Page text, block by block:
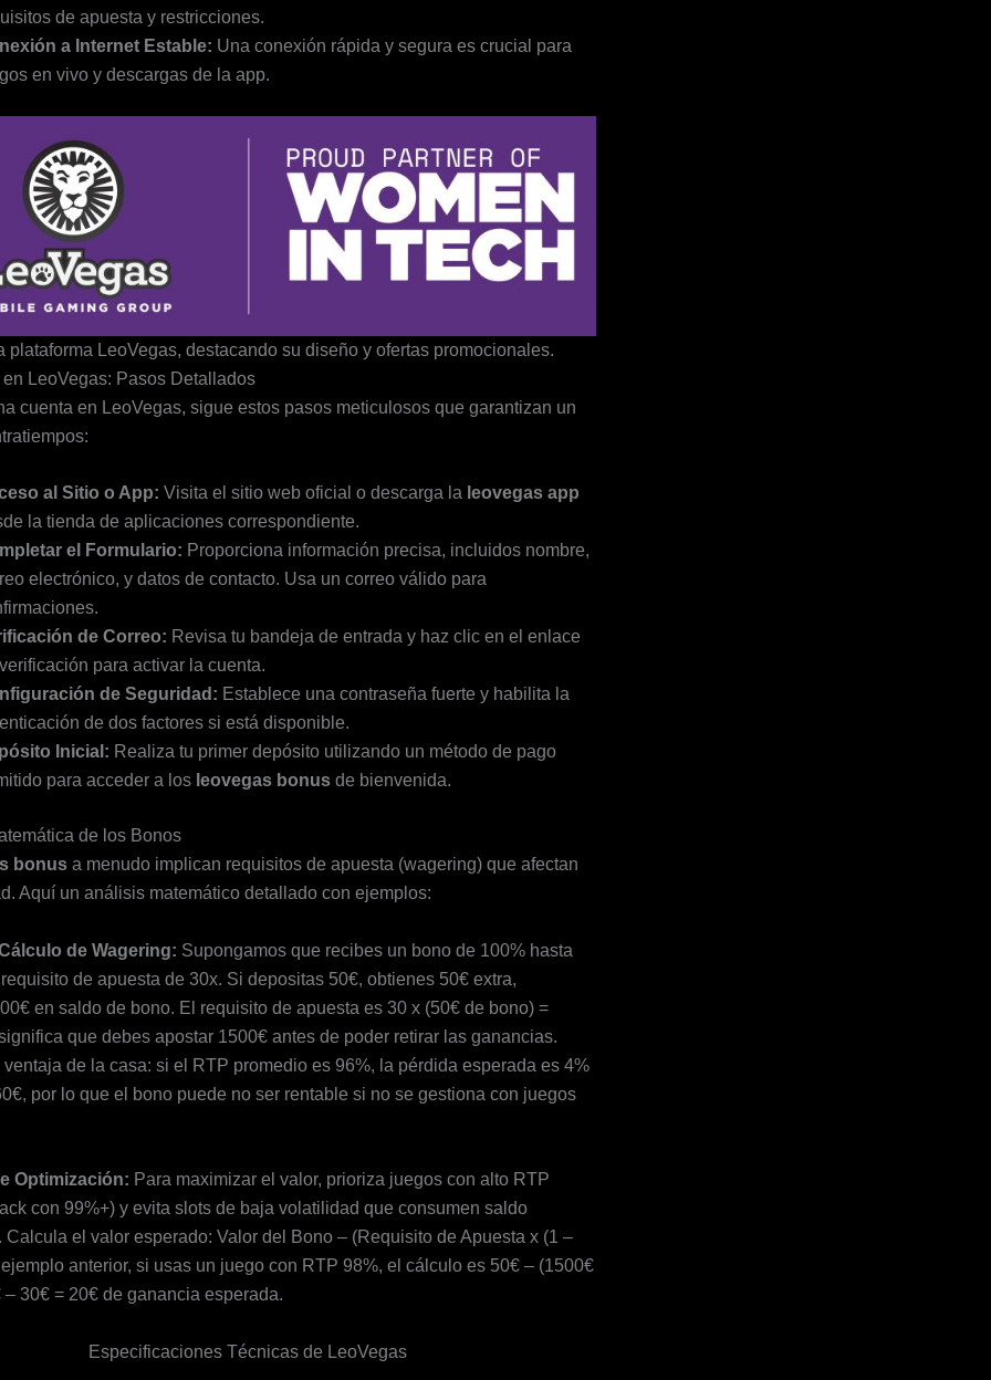
de apuesta y restricciones.
a Internet Estable: Una conexión rápida y segura es crucial para
en vivo y descargas de la app.
plataforma LeoVegas, destacando su diseño y ofertas promocionales.
LeoVegas: Pasos Detallados
cuenta en LeoVegas, sigue estos pasos meticulosos que garantizan un
al Sitio o App: Visita el sitio web oficial o descarga la leovegas app
la tienda de aplicaciones correspondiente.
el Formulario: Proporciona información precisa, incluidos nombre,
electrónico, y datos de contacto. Usa un correo válido para
de Correo: Revisa tu bandeja de entrada y haz clic en el enlace
para activar la cuenta.
de Seguridad: Establece una contraseña fuerte y habilita la
de dos factores si está disponible.
Inicial: Realiza tu primer depósito utilizando un método de pago
para acceder a los leovegas bonus de bienvenida.
de los Bonos
bonus a menudo implican requisitos de apuesta (wagering) que afectan
Aquí un análisis matemático detallado con ejemplos:
de Wagering: Supongamos que recibes un bono de 100% hasta
de apuesta de 30x. Si depositas 50€, obtienes 50€ extra,
en saldo de bono. El requisito de apuesta es 30 x (50€ de bono) =
que debes apostar 1500€ antes de poder retirar las ganancias.
de la casa: si el RTP promedio es 96%, la pérdida esperada es 4%
por lo que el bono puede no ser rentable si no se gestiona con juegos
Optimización: Para maximizar el valor, prioriza juegos con alto RTP
con 99%+) y evita slots de baja volatilidad que consumen saldo
Calcula el valor esperado: Valor del Bono – (Requisito de Apuesta x (1 –
anterior, si usas un juego con RTP 98%, el cálculo es 50€ – (1500€
– 30€ = 20€ de ganancia esperada.
Especificaciones Técnicas de LeoVegas